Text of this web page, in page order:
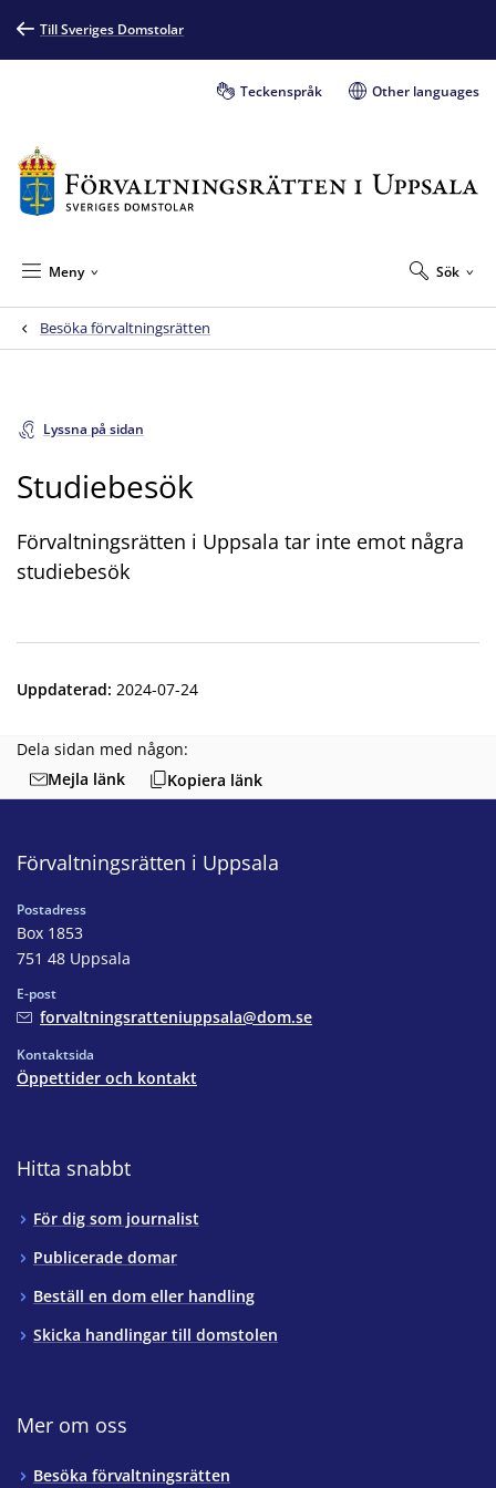
Till Sveriges Domstolar
Teckenspråk Other languages
Sök
Meny
Besöka förvaltningsrätten
Lyssna på sidan
Studiebesök
Förvaltningsrätten i Uppsala tar inte emot några
studiebesök
Uppdaterad: 2024-07-24
Dela sidan med någon:
Mejla länk
Kopiera länk
Förvaltningsrätten i Uppsala
Postadress
Box 1853
751 48 Uppsala
E-post
forvaltningsratteniuppsala@dom.se
Kontaktsida
Öppettider och kontakt
Hitta snabbt
För dig som journalist
Publicerade domar
Beställ en dom eller handling
Skicka handlingar till domstolen
Mer om oss
Besöka förvaltningsrätten